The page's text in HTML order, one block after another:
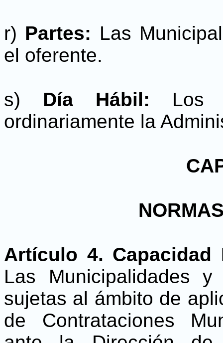
r) Partes: Las
el oferente.
s) Día Hábil: Los
ordinariamente la
Artículo 4. Capacidad
Las Municipalidades
sujetas al ámbito de
de Contrataciones